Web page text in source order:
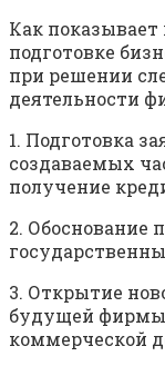
Как показывает
подготовке
при решении
деятельности
1. Подготовка
создаваемых
получение
2. Обоснование
3. Открытие
будущей фирмы
коммерческой